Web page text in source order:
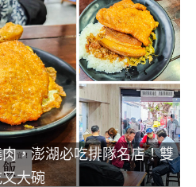
，澎湖必吃排隊名店！雙
大碗